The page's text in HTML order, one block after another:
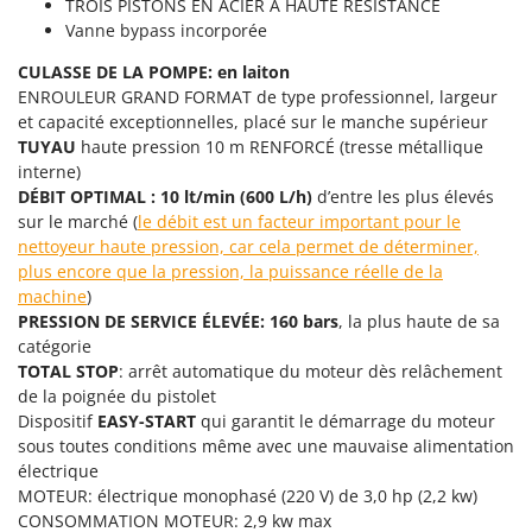
Perches Élagueuses
Pétrins à Spirale
Piscines
Planteuses de pommes de terre pour tracteur
Plateaux de coupe pour tracteur
Plumeuses
Pompes d'irrigation à tracteur
Pompes de transfert
Pompes immergées électriques
Postes à souder
Poussoirs à saucisse
Presses à pellets
Pressoirs à fruits
Pressoirs à Raisin
Francini
G
G3 Ferrari
Gardena
Garofalo
GeoTech
GeoTech Pro
Gierre
Ginko - MGM
Gipeco
Girmi
GRAEF
Gre
GreenBay
Greenworks
TROIS PISTONS EN ACIER À HAUTE RÉSISTANCE
Vanne bypass incorporée
CULASSE DE LA POMPE: en laiton
ENROULEUR GRAND FORMAT de type professionnel, largeur
et capacité exceptionnelles, placé sur le manche supérieur
TUYAU haute pression 10 m RENFORCÉ (tresse métallique
interne)
DÉBIT OPTIMAL : 10 lt/min (600 L/h) d’entre les plus élevés
sur le marché (le débit est un facteur important pour le
nettoyeur haute pression, car cela permet de déterminer,
plus encore que la pression, la puissance réelle de la
machine)
PRESSION DE SERVICE ÉLEVÉE: 160 bars, la plus haute de sa
catégorie
TOTAL STOP: arrêt automatique du moteur dès relâchement
de la poignée du pistolet
Dispositif EASY-START qui garantit le démarrage du moteur
sous toutes conditions même avec une mauvaise alimentation
électrique
MOTEUR: électrique monophasé (220 V) de 3,0 hp (2,2 kw)
CONSOMMATION MOTEUR: 2,9 kw max